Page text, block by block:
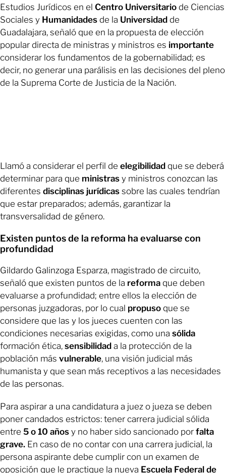
Estudios Jurídicos en el Centro Universitario de Ciencias
Sociales y Humanidades de la Universidad de
Guadalajara, señaló que en la propuesta de elección
popular directa de ministras y ministros es importante
considerar los fundamentos de la gobernabilidad; es
decir, no generar una parálisis en las decisiones del pleno
de la Suprema Corte de Justicia de la Nación.
Llamó a considerar el perfil de elegibilidad que se deberá
determinar para que ministras y ministros conozcan las
diferentes disciplinas jurídicas sobre las cuales tendrían
que estar preparados; además, garantizar la
transversalidad de género.
Existen puntos de la reforma ha evaluarse con
profundidad
Gildardo Galinzoga Esparza, magistrado de circuito,
señaló que existen puntos de la reforma que deben
evaluarse a profundidad; entre ellos la elección de
personas juzgadoras, por lo cual propuso que se
considere que las y los jueces cuenten con las
condiciones necesarias exigidas, como una sólida
formación ética, sensibilidad a la protección de la
población más vulnerable, una visión judicial más
humanista y que sean más receptivos a las necesidades
de las personas.
Para aspirar a una candidatura a juez o jueza se deben
poner candados estrictos: tener carrera judicial sólida
entre 5 o 10 años y no haber sido sancionado por falta
grave. En caso de no contar con una carrera judicial, la
persona aspirante debe cumplir con un examen de
oposición que le practique la nueva Escuela Federal de